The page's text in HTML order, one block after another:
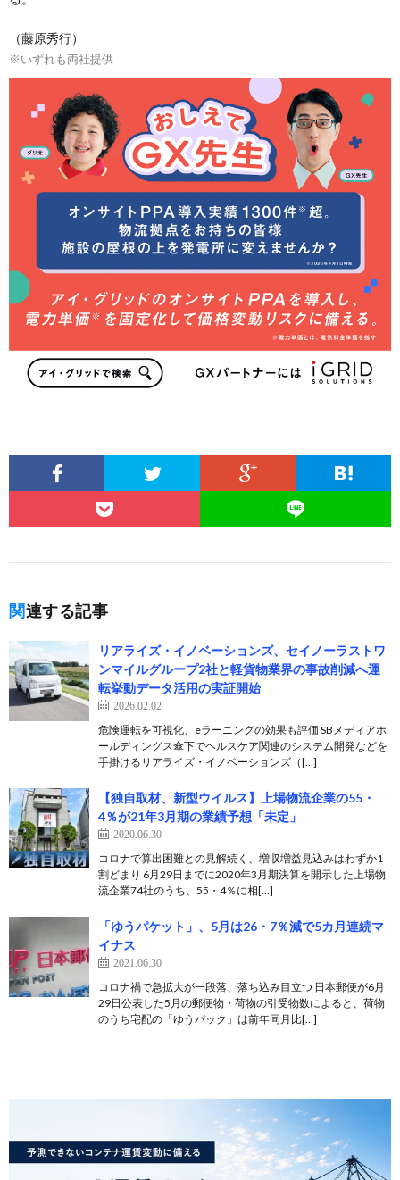
（藤原秀行）
※いずれも両社提供
関連する記事
リアライズ・イノベーションズ、セイノーラストワ
ンマイルグループ2社と軽貨物業界の事故削減へ運
転挙動データ活用の実証開始
2026.02.02
危険運転を可視化、eラーニングの効果も評価 SBメディアホ
ールディングス傘下でヘルスケア関連のシステム開発などを
手掛けるリアライズ・イノベーションズ（[…]
【独自取材、新型ウイルス】上場物流企業の55・
4％が21年3月期の業績予想「未定」
2020.06.30
コロナで算出困難との見解続く、増収増益見込みはわずか1
割どまり 6月29日までに2020年3月期決算を開示した上場物
流企業74社のうち、55・4％に相[…]
「ゆうパケット」、5月は26・7％減で5カ月連続マ
イナス
2021.06.30
コロナ禍で急拡大が一段落、落ち込み目立つ 日本郵便が6月
29日公表した5月の郵便物・荷物の引受物数によると、荷物
のうち宅配の「ゆうパック」は前年同月比[…]